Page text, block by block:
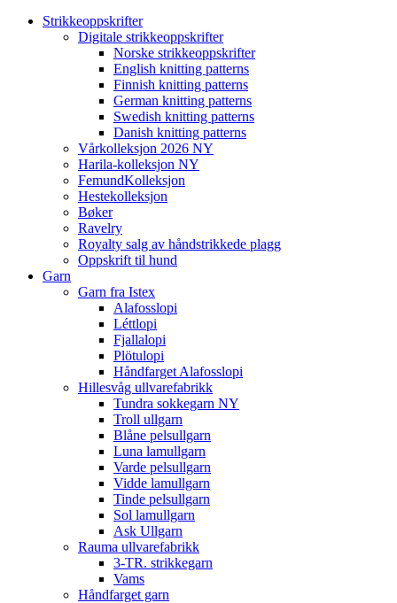
Strikkeoppskrifter
Digitale strikkeoppskrifter
Norske strikkeoppskrifter
English knitting patterns
Finnish knitting patterns
German knitting patterns
Swedish knitting patterns
Danish knitting patterns
Vårkolleksjon 2026 NY
Harila-kolleksjon NY
FemundKolleksjon
Hestekolleksjon
Bøker
Ravelry
Royalty salg av håndstrikkede plagg
Oppskrift til hund
Garn
Garn fra Istex
Alafosslopi
Léttlopi
Fjallalopi
Plötulopi
Håndfarget Alafosslopi
Hillesvåg ullvarefabrikk
Tundra sokkegarn NY
Troll ullgarn
Blåne pelsullgarn
Luna lamullgarn
Varde pelsullgarn
Vidde lamullgarn
Tinde pelsullgarn
Sol lamullgarn
Ask Ullgarn
Rauma ullvarefabrikk
3-TR. strikkegarn
Vams
Håndfarget garn